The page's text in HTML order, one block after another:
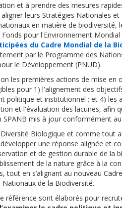
et à prendre des mesures
leurs Stratégies Nationales et
en matière de biodiversité,
pour l'Environnement Mondial
du Cadre Mondial de la
par le Programme des
le Développement (PNUD).
les premières actions de mise
pour 1) l'alignement des
politique et institutionnel ; et 4) les
et l'évaluation des lacunes, afin
mis à jour conformément
Biologique et comme tout
une réponse alignée et
et de gestion durable de la
de la nature grâce à la
tout en s’alignant au nouveau
Nationaux de la Biodiversité.
référence sont élaborés pour